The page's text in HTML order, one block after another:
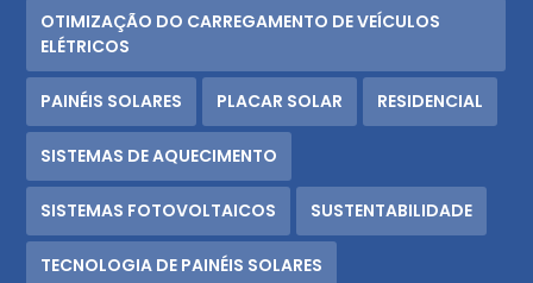
OTIMIZAÇÃO DO CARREGAMENTO DE VEÍCULOS
ELÉTRICOS
PAINÉIS SOLARES PLACAR SOLAR RESIDENCIAL
SISTEMAS DE AQUECIMENTO
SISTEMAS FOTOVOLTAICOS SUSTENTABILIDADE
TECNOLOGIA DE PAINÉIS SOLARES